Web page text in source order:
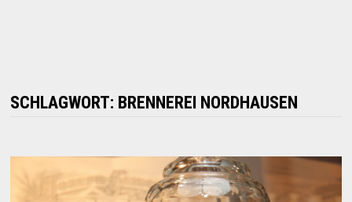
SCHLAGWORT: BRENNEREI NORDHAUSEN